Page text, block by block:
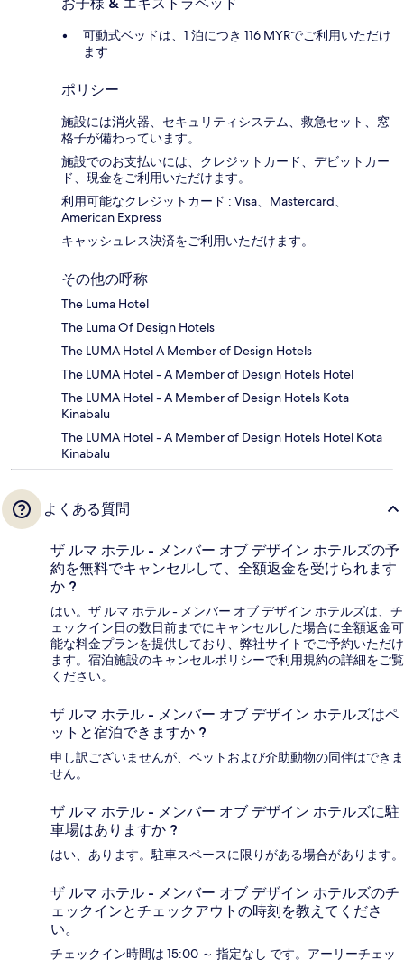
可動式ベッドは、1 泊につき 116 MYRでご利用いただけ
ます
ポリシー
施設には消火器、セキュリティシステム、救急セット、窓
格子が備わっています。
施設でのお支払いには、クレジットカード、デビットカー
ド、現金をご利用いただけます。
利用可能なクレジットカード : Visa、Mastercard、
American Express
キャッシュレス決済をご利用いただけます。
その他の呼称
The Luma Hotel
The Luma Of Design Hotels
The LUMA Hotel A Member of Design Hotels
The LUMA Hotel - A Member of Design Hotels Hotel
The LUMA Hotel - A Member of Design Hotels Kota
Kinabalu
The LUMA Hotel - A Member of Design Hotels Hotel Kota
Kinabalu
よくある質問
ザ ルマ ホテル - メンバー オブ デザイン ホテルズの予
約を無料でキャンセルして、全額返金を受けられます
か ?
はい。ザ ルマ ホテル - メンバー オブ デザイン ホテルズは、チ
ェックイン日の数日前までにキャンセルした場合に全額返金可
能な料金プランを提供しており、弊社サイトでご予約いただけ
ます。宿泊施設のキャンセルポリシーで利用規約の詳細をご覧
ください。
ザ ルマ ホテル - メンバー オブ デザイン ホテルズはペ
ットと宿泊できますか ?
申し訳ございませんが、ペットおよび介助動物の同伴はできま
せん。
ザ ルマ ホテル - メンバー オブ デザイン ホテルズに駐
車場はありますか ?
はい、あります。駐車スペースに限りがある場合があります。
ザ ルマ ホテル - メンバー オブ デザイン ホテルズのチ
ェックインとチェックアウトの時刻を教えてくださ
い。
チェックイン時間は 15:00 ～ 指定なし です。アーリーチェッ